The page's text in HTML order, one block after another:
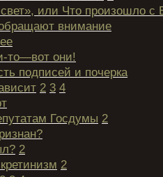
или Что произошло с
внимание
то—вот они!
подписей и почерка
2 3 4
Госдумы 2
2
2